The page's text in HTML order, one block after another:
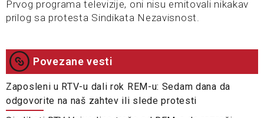
Prvog programa televizije, oni nisu emitovali nikakav
prilog sa protesta Sindikata Nezavisnost.
Povezane vesti
Zaposleni u RTV-u dali rok REM-u: Sedam dana da
odgovorite na naš zahtev ili slede protesti